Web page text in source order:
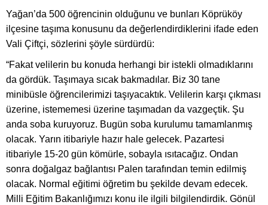
Yağan’da 500 öğrencinin olduğunu ve bunları Köprüköy
ilçesine taşıma konusunu da değerlendirdiklerini ifade eden
Vali Çiftçi, sözlerini şöyle sürdürdü:
“Fakat velilerin bu konuda herhangi bir istekli olmadıklarını
da gördük. Taşımaya sıcak bakmadılar. Biz 30 tane
minibüsle öğrencilerimizi taşıyacaktık. Velilerin karşı çıkması
üzerine, istememesi üzerine taşımadan da vazgeçtik. Şu
anda soba kuruyoruz. Bugün soba kurulumu tamamlanmış
olacak. Yarın itibariyle hazır hale gelecek. Pazartesi
itibariyle 15-20 gün kömürle, sobayla ısıtacağız. Ondan
sonra doğalgaz bağlantısı Palen tarafından temin edilmiş
olacak. Normal eğitimi öğretim bu şekilde devam edecek.
Milli Eğitim Bakanlığımızı konu ile ilgili bilgilendirdik. Gönül